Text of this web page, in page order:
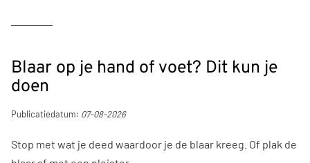
Blaar op je hand of voet? Dit kun je
doen
Publicatiedatum: 07-08-2026
Stop met wat je deed waardoor je de blaar kreeg. Of plak de